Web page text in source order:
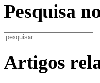
Pesquisa
Artigos